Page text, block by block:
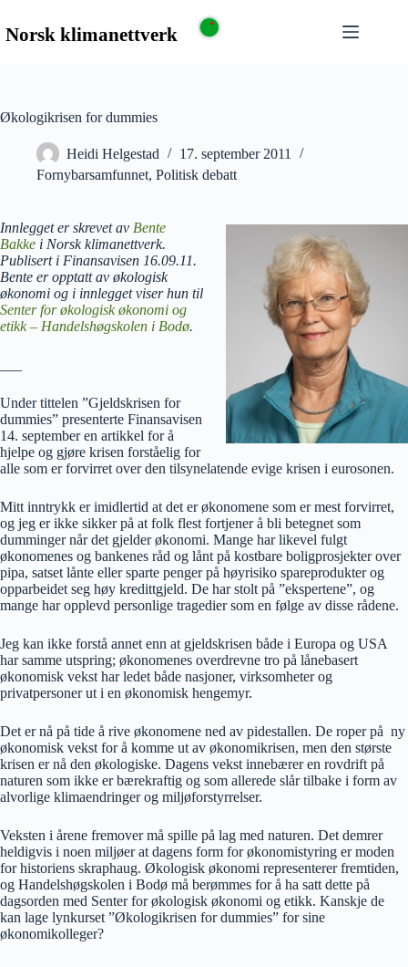
Økologikrisen for dummies
Heidi Helgestad
17. september 2011
Fornybarsamfunnet, Politisk debatt
Innlegget er skrevet av Bente
Bakke i Norsk klimanettverk.
Publisert i Finansavisen 16.09.11.
Bente er opptatt av økologisk
økonomi og i innlegget viser hun til
Senter for økologisk økonomi og
etikk – Handelshøgskolen i Bodø.
Under tittelen ”Gjeldskrisen for
dummies” presenterte Finansavisen
14. september en artikkel for å
hjelpe og gjøre krisen forståelig for
alle som er forvirret over den tilsynelatende evige krisen i eurosonen.
Mitt inntrykk er imidlertid at det er økonomene som er mest forvirret,
og jeg er ikke sikker på at folk flest fortjener å bli betegnet som
dumminger når det gjelder økonomi. Mange har likevel fulgt
økonomenes og bankenes råd og lånt på kostbare boligprosjekter over
pipa, satset lånte eller sparte penger på høyrisiko spareprodukter og
opparbeidet seg høy kredittgjeld. De har stolt på ”ekspertene”, og
mange har opplevd personlige tragedier som en følge av disse rådene.
Jeg kan ikke forstå annet enn at gjeldskrisen både i Europa og USA
har samme utspring; økonomenes overdrevne tro på lånebasert
økonomisk vekst har ledet både nasjoner, virksomheter og
privatpersoner ut i en økonomisk hengemyr.
Det er nå på tide å rive økonomene ned av pidestallen. De roper på ny
økonomisk vekst for å komme ut av økonomikrisen, men den største
krisen er nå den økologiske. Dagens vekst innebærer en rovdrift på
naturen som ikke er bærekraftig og som allerede slår tilbake i form av
alvorlige klimaendringer og miljøforstyrrelser.
Veksten i årene fremover må spille på lag med naturen. Det demrer
heldigvis i noen miljøer at dagens form for økonomistyring er moden
for historiens skraphaug. Økologisk økonomi representerer fremtiden,
og Handelshøgskolen i Bodø må berømmes for å ha satt dette på
dagsorden med Senter for økologisk økonomi og etikk. Kanskje de
kan lage lynkurset ”Økologikrisen for dummies” for sine
økonomikolleger?